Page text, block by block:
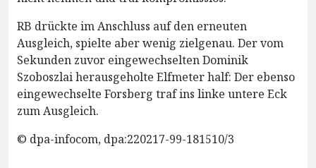
RB drückte im Anschluss auf den erneuten
Ausgleich, spielte aber wenig zielgenau. Der vom
Sekunden zuvor eingewechselten Dominik
Szoboszlai herausgeholte Elfmeter half: Der ebenso
eingewechselte Forsberg traf ins linke untere Eck
zum Ausgleich.
© dpa-infocom, dpa:220217-99-181510/3